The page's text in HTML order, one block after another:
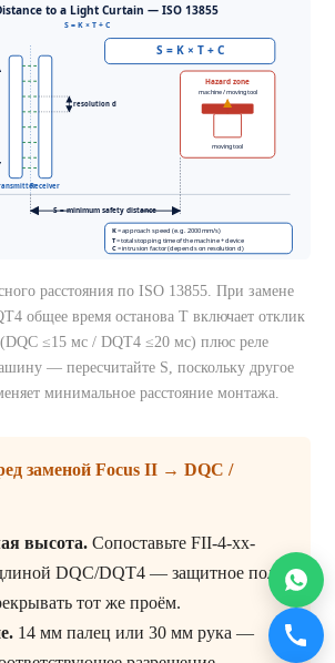
расстояния по ISO 13855. При замене
общее время останова T включает отклик
≤15 мс / DQT4 ≤20 мс) плюс реле
— пересчитайте S, поскольку другое
минимальное расстояние монтажа.
заменой Focus II → DQC /
высота. Сопоставьте FII-4-xx-
DQC/DQT4 — защитное поле
тот же проём.
14 мм палец или 30 мм рука —